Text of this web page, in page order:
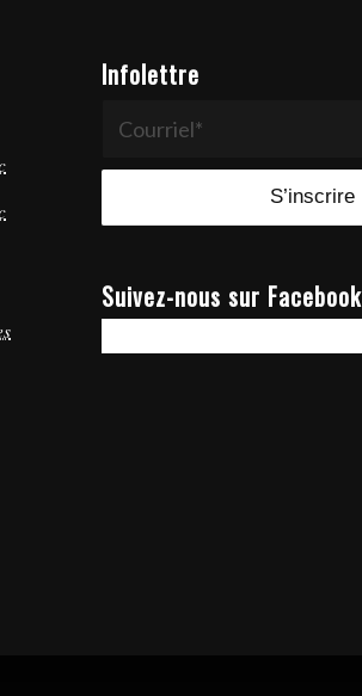
Infolettre
Suivez-nous sur Facebook